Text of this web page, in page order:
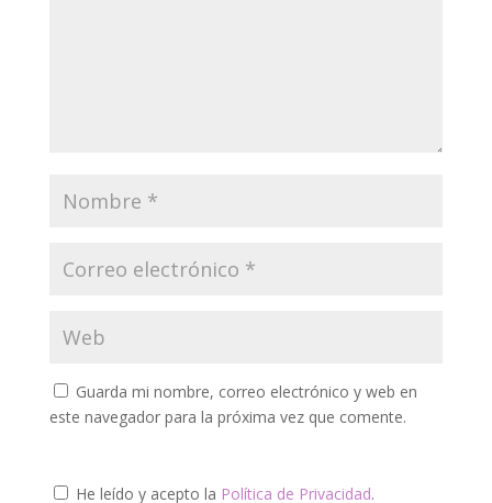
Guarda mi nombre, correo electrónico y web en
este navegador para la próxima vez que comente.
He leído y acepto la Política de Privacidad.